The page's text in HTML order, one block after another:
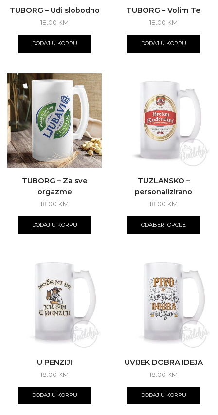
TUBORG – Uđi slobodno
18.00 KM
DODAJ U KORPU
TUBORG – Volim Te
18.00 KM
DODAJ U KORPU
TUBORG – Za sve
orgazme
18.00 KM
DODAJ U KORPU
TUZLANSKO –
personalizirano
18.00 KM
ODABERI OPCIJE
U PENZIJI
18.00 KM
DODAJ U KORPU
UVIJEK DOBRA IDEJA
18.00 KM
DODAJ U KORPU